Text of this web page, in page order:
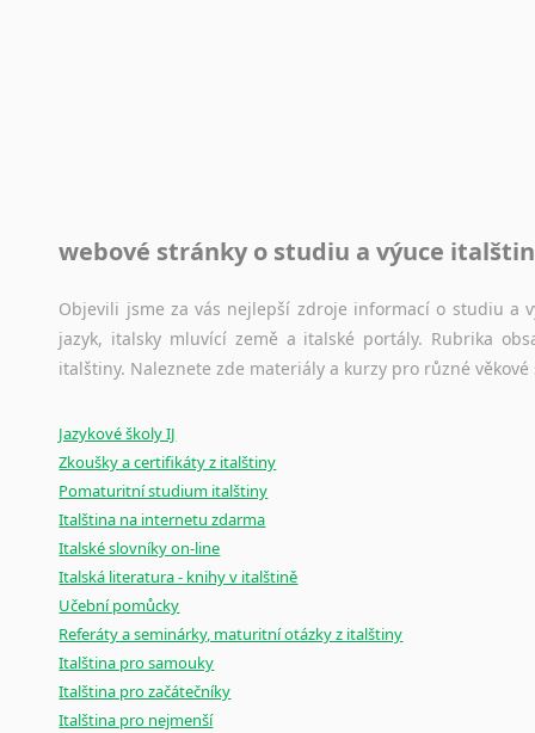
Jazykový korpus je elektronický soubor autentických
původního zdroje textu.
Ostatní pomůcky pro překladatele
poradny a pravidla
webové stránky o studiu a výuce
Objevili jsme za vás nejlepší zdroje informací o studiu a
jazyk, italsky mluvící země a italské portály. Rubrika
italštiny. Naleznete zde materiály a kurzy pro různé věkové
Jazykové školy IJ
Zkoušky a certifikáty z italštiny
Pomaturitní studium italštiny
Italština na internetu zdarma
Italské slovníky on-line
Italská literatura - knihy v italštině
Učební pomůcky
Referáty a seminárky, maturitní otázky z italštiny
Italština pro samouky
Italština pro začátečníky
Italština pro nejmenší